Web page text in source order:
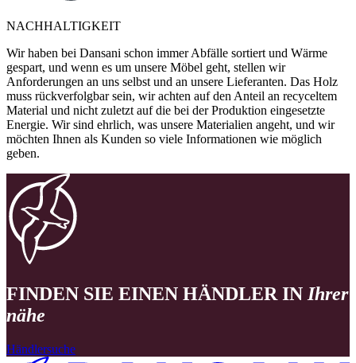
NACHHALTIGKEIT
Wir haben bei Dansani schon immer Abfälle sortiert und Wärme
gespart, und wenn es um unsere Möbel geht, stellen wir
Anforderungen an uns selbst und an unsere Lieferanten. Das Holz
muss rückverfolgbar sein, wir achten auf den Anteil an recyceltem
Material und nicht zuletzt auf die bei der Produktion eingesetzte
Energie. Wir sind ehrlich, was unsere Materialien angeht, und wir
möchten Ihnen als Kunden so viele Informationen wie möglich
geben.
FINDEN SIE EINEN HÄNDLER IN Ihrer
nähe
Händlersuche